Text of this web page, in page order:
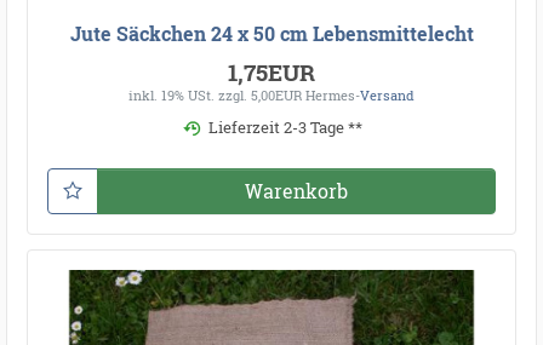
Jute Säckchen 24 x 50 cm Lebensmittelecht
1,75EUR
inkl. 19% USt. zzgl. 5,00EUR Hermes-Versand
Lieferzeit 2-3 Tage **
Warenkorb